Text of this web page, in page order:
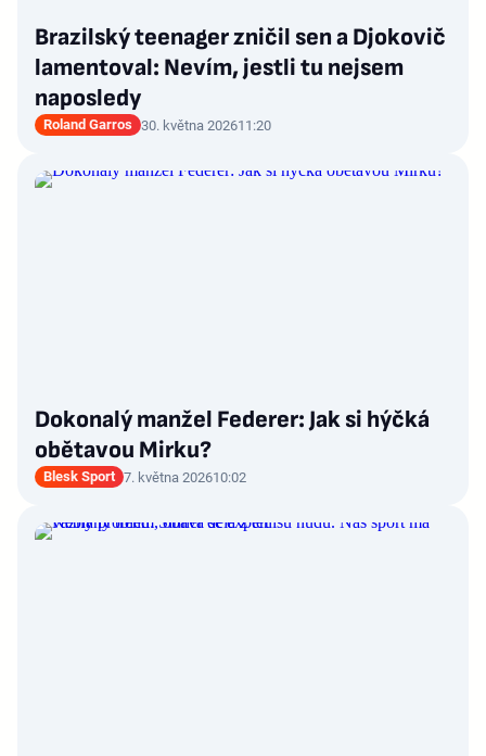
Brazilský teenager zničil sen a Djokovič
lamentoval: Nevím, jestli tu nejsem
naposledy
Roland Garros 30. května 202611:20
Dokonalý manžel Federer: Jak si hýčká
obětavou Mirku?
Blesk Sport 7. května 202610:02